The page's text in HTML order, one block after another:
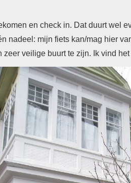
en check in. Dat duurt wel
nadeel: mijn fiets kan/mag hier
zeer veilige buurt te zijn. Ik vind